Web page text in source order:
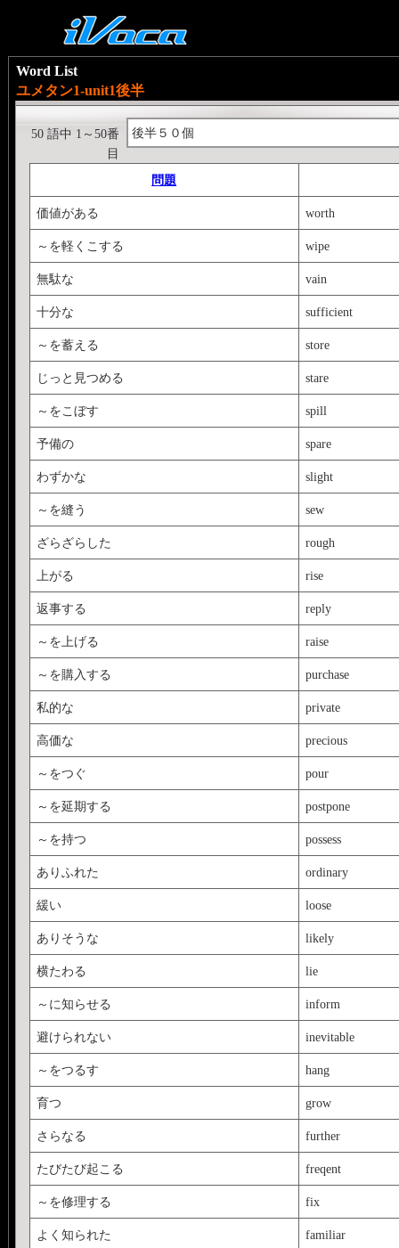
Word List
ユメタン1-unit1後半
後半５０個
50 語中 1～50番
目
問題
価値がある worth
～を軽くこする wipe
無駄な vain
十分な sufficient
～を蓄える store
じっと見つめる stare
～をこぼす spill
予備の spare
わずかな slight
～を縫う sew
ざらざらした rough
上がる rise
返事する reply
～を上げる raise
～を購入する purchase
私的な private
高価な precious
～をつぐ pour
～を延期する postpone
～を持つ possess
ありふれた ordinary
緩い loose
ありそうな likely
横たわる lie
～に知らせる inform
避けられない inevitable
～をつるす hang
育つ grow
さらなる further
たびたび起こる freqent
～を修理する fix
よく知られた familiar